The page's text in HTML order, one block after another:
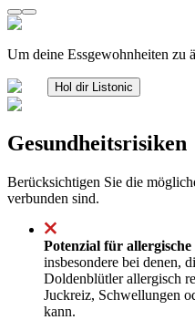
Um deine Essgewohnheiten zu
Hol dir Listonic
Gesundheitsrisiken
Berücksichtigen Sie die
verbunden sind.
Potenzial für
insbesondere bei denen,
Doldenblütler allergisch
Juckreiz, Schwellungen
kann.